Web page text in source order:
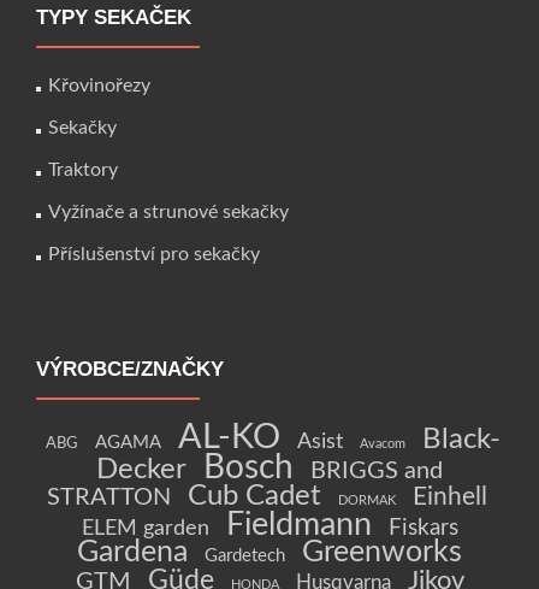
TYPY SEKAČEK
Křovinořezy
Sekačky
Traktory
Vyžínače a strunové sekačky
Příslušenství pro sekačky
VÝROBCE/ZNAČKY
ABG AGAMA AL-KO Asist Avacom
Black-
Decker
Bosch
BRIGGS and
STRATTON
Cub Cadet DORMAK Einhell
ELEM garden Fieldmann Fiskars
Gardena Gardetech Greenworks
GTM Güde HONDA Husqvarna Jikov